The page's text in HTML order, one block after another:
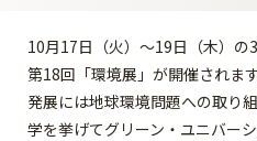
10月17日（火）～19日（木）の
第18回「環境展」が開催されま
発展には地球環境問題への取り
学を挙げてグリーン・ユニバー